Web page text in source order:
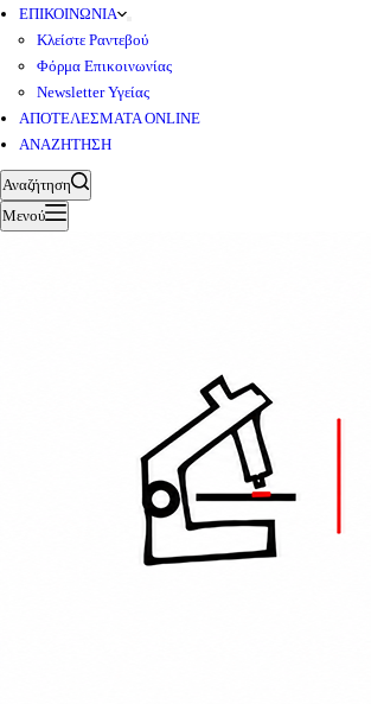
ΕΠΙΚΟΙΝΩΝΙΑ
Κλείστε Ραντεβού
Φόρμα Επικοινωνίας
Newsletter Υγείας
ΑΠΟΤΕΛΕΣΜΑΤΑ ONLINE
ΑΝΑΖΗΤΗΣΗ
Αναζήτηση
Μενού